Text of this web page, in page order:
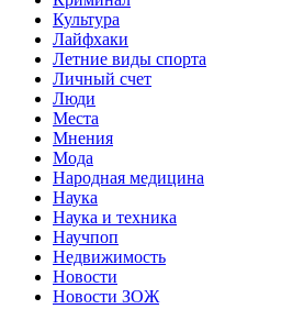
Культура
Лайфхаки
Летние виды спорта
Личный счет
Люди
Места
Мнения
Мода
Народная медицина
Наука
Наука и техника
Научпоп
Недвижимость
Новости
Новости ЗОЖ